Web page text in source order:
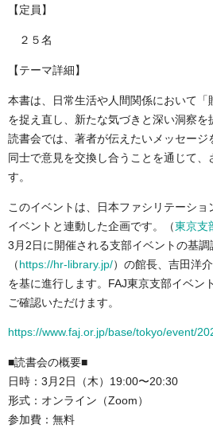
【定員】
２５名
【テーマ詳細】
本書は、日常生活や人間関係において「
を捉え直し、新たな気づきと深い洞察を
読書会では、著者が伝えたいメッセー
同士で意見を交換し合うことを通じて、
す。
このイベントは、日本ファシリテーシ
イベントと連動した企画です。（東京支
3月2日に開催される支部イベントの基
（ https://hr-library.jp/）の館長、吉田洋
を基に進行します。FAJ東京支部イベン
ご確認いただけます。
https://www.faj.or.jp/base/tokyo/event/
■読書会の概要■
日時：3月2日（木）19:00〜20:30
形式：オンライン（Zoom）
参加費：無料